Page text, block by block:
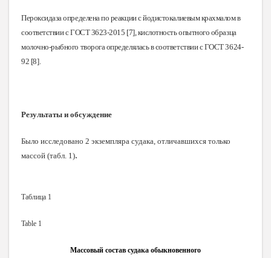
Пероксидаза определена по реакции с йодистокалиевым крахмалом в
соответствии с ГОСТ 3623-2015 [7], кислотность опытного образца
молочно-рыбного творога определялась в соответствии с ГОСТ 3624-
92 [8].
Результаты и обсуждение
Было исследовано 2 экземпляра судака, отличавшихся только
массой (табл. 1).
Таблица 1
Table 1
Массовый состав судака обыкновенного